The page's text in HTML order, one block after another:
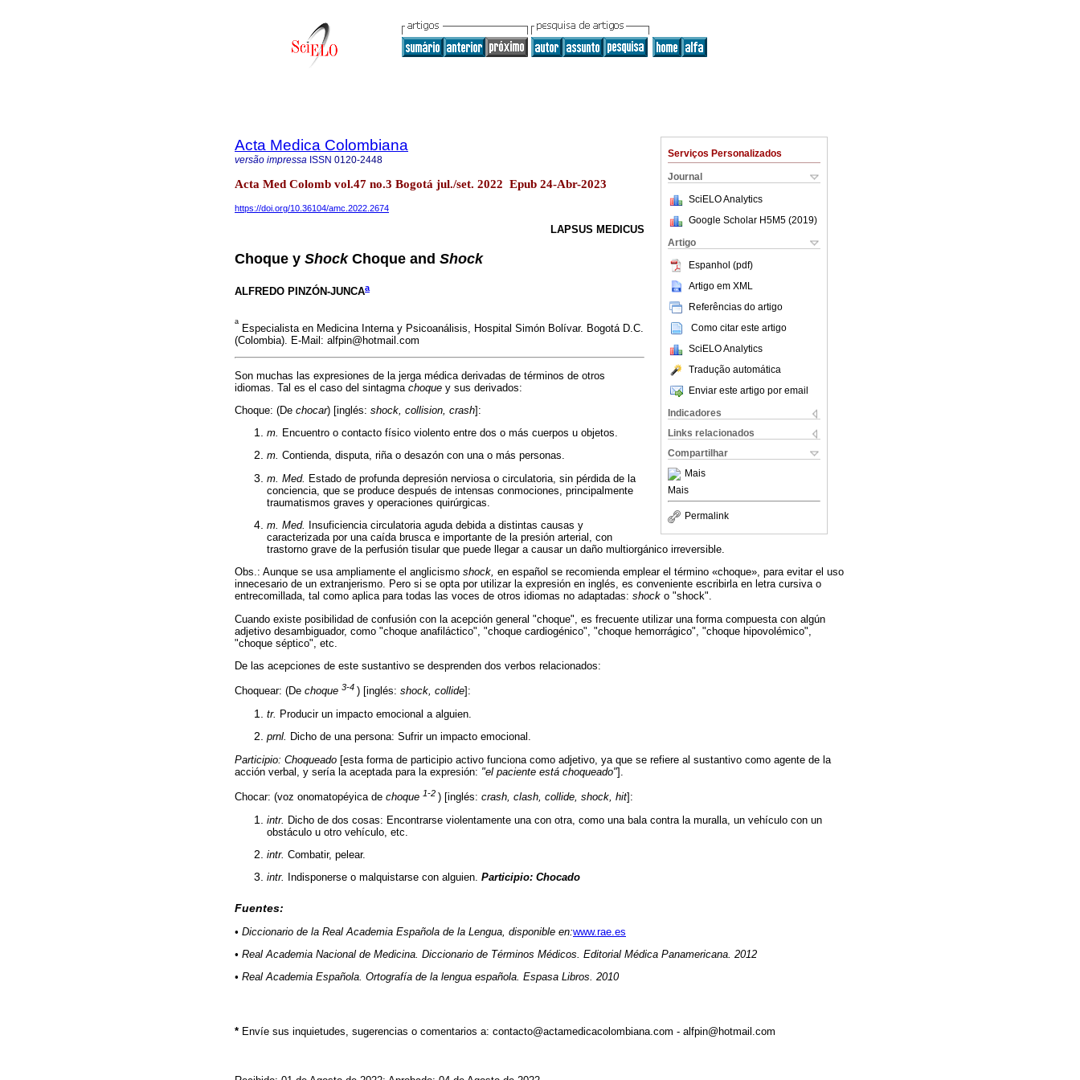
Serviços Personalizados
Journal
SciELO Analytics
Google Scholar H5M5 (2019)
Artigo
Espanhol (pdf)
Artigo em XML
Referências do artigo
Como citar este artigo
SciELO Analytics
Tradução automática
Enviar este artigo por email
Indicadores
Links relacionados
Compartilhar
Mais
Mais
Permalink
Acta Medica Colombiana
versão impressa ISSN 0120-2448
Acta Med Colomb vol.47 no.3 Bogotá jul./set. 2022 Epub 24-Abr-2023
https://doi.org/10.36104/amc.2022.2674
LAPSUS MEDICUS
Choque y ShockChoque and Shock
ALFREDO PINZÓN-JUNCAa
a
Especialista en Medicina Interna y Psicoanálisis, Hospital Simón Bolívar. Bogotá D.C.
(Colombia). E-Mail: alfpin@hotmail.com
Son muchas las expresiones de la jerga médica derivadas de términos de otros
idiomas. Tal es el caso del sintagma choque y sus derivados:
Choque: (De chocar) [inglés: shock, collision, crash]:
m. Encuentro o contacto físico violento entre dos o más cuerpos u objetos.
m. Contienda, disputa, riña o desazón con una o más personas.
m. Med. Estado de profunda depresión nerviosa o circulatoria, sin pérdida de la
conciencia, que se produce después de intensas conmociones, principalmente
traumatismos graves y operaciones quirúrgicas.
m. Med.
Insuficiencia circulatoria aguda debida a distintas causas y
caracterizada por una caída brusca e importante de la presión arterial, con
trastorno grave de la perfusión tisular que puede llegar a causar un daño multiorgánico irreversible.
Obs.: Aunque se usa ampliamente el anglicismo shock, en español se recomienda emplear el término «choque», para evitar el uso
innecesario de un extranjerismo. Pero si se opta por utilizar la expresión en inglés, es conveniente escribirla en letra cursiva o
entrecomillada, tal como aplica para todas las voces de otros idiomas no adaptadas: shock o "shock".
Cuando existe posibilidad de confusión con la acepción general "choque", es frecuente utilizar una forma compuesta con algún
adjetivo desambiguador, como "choque anafiláctico", "choque cardiogénico", "choque hemorrágico", "choque hipovolémico",
"choque séptico", etc.
De las acepciones de este sustantivo se desprenden dos verbos relacionados:
Choquear: (De choque 3-4 ) [inglés: shock, collide]:
tr. Producir un impacto emocional a alguien.
prnl. Dicho de una persona: Sufrir un impacto emocional.
Participio: Choqueado [esta forma de participio activo funciona como adjetivo, ya que se refiere al sustantivo como agente de la
acción verbal, y sería la aceptada para la expresión: "el paciente está choqueado"].
Chocar: (voz onomatopéyica de choque 1-2 ) [inglés: crash, clash, collide, shock, hit]:
intr. Dicho de dos cosas: Encontrarse violentamente una con otra, como una bala contra la muralla, un vehículo con un
obstáculo u otro vehículo, etc.
intr. Combatir, pelear.
intr.
Indisponerse o malquistarse con alguien. Participio: Chocado
Fuentes:
• Diccionario de la Real Academia Española de la Lengua, disponible en:www.rae.es
• Real Academia Nacional de Medicina. Diccionario de Términos Médicos. Editorial Médica Panamericana. 2012
• Real Academia Española. Ortografía de la lengua española. Espasa Libros. 2010
* Envíe sus inquietudes, sugerencias o comentarios a: contacto@actamedicacolombiana.com - alfpin@hotmail.com